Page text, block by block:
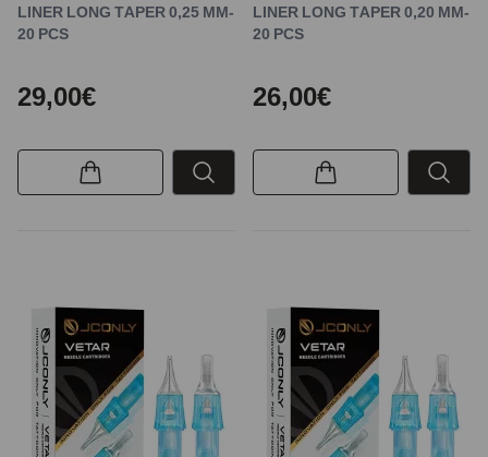
LINER LONG TAPER 0,25 MM-
20 PCS
29,00€
LINER LONG TAPER 0,20 MM-
20 PCS
26,00€